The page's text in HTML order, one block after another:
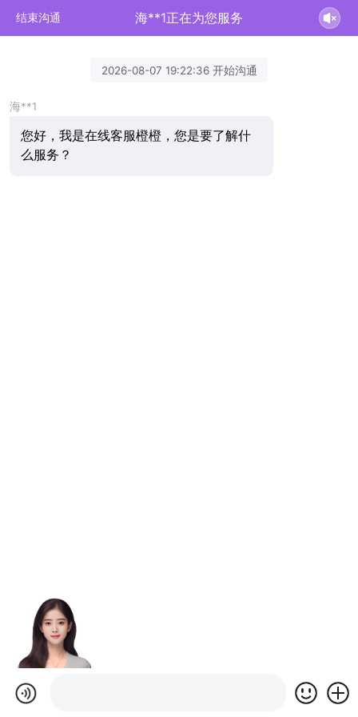
结束沟通 海**1正在为您服务
2026-08-07 19:22:36 开始沟通
海**1
您好，我是在线客服橙橙，您是要了解什
么服务？